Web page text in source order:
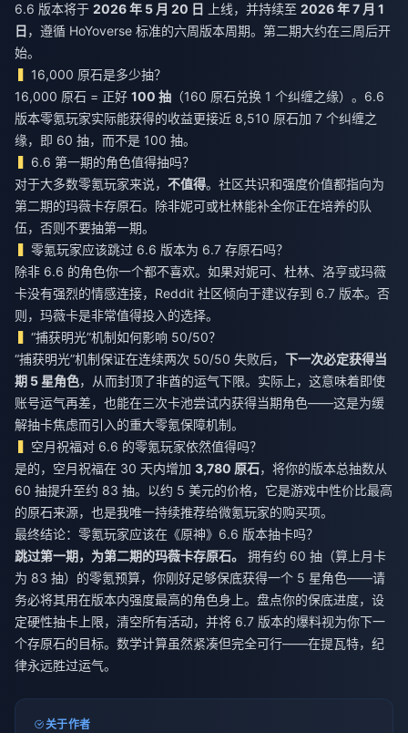
6.6 版本将于 2026 年 5 月 20 日 上线，并持续至 2026 年 7 月 1
日 ，遵循 HoYoverse 标准的六周版本周期。第二期大约在三周后开
始。
16,000 原石是多少抽？
16,000 原石 = 正好 100 抽 （160 原石兑换 1 个纠缠之缘）。6.6
版本零氪玩家实际能获得的收益更接近 8,510 原石加 7 个纠缠之
缘，即 60 抽，而不是 100 抽。
6.6 第一期的角色值得抽吗？
对于大多数零氪玩家来说， 不值得。社区共识和强度价值都指向为
第二期的玛薇卡存原石。除非妮可或杜林能补全你正在培养的队
伍，否则不要抽第一期。
零氪玩家应该跳过 6.6 版本为 6.7 存原石吗？
除非 6.6 的角色你一个都不喜欢。如果对妮可、杜林、洛亨或玛薇
卡没有强烈的情感连接，Reddit 社区倾向于建议存到 6.7 版本。否
则，玛薇卡是非常值得投入的选择。
“捕获明光”机制如何影响 50/50？
“捕获明光”机制保证在连续两次 50/50 失败后， 下一次必定获得当
期 5 星角色，从而封顶了非酋的运气下限。实际上，这意味着即使
账号运气再差，也能在三次卡池尝试内获得当期角色——这是为缓
解抽卡焦虑而引入的重大零氪保障机制。
空月祝福对 6.6 的零氪玩家依然值得吗？
是的，空月祝福在 30 天内增加 3,780 原石，将你的版本总抽数从
60 抽提升至约 83 抽。以约 5 美元的价格，它是游戏中性价比最高
的原石来源，也是我唯一持续推荐给微氪玩家的购买项。
最终结论：零氪玩家应该在《原神》6.6 版本抽卡吗？
跳过第一期，为第二期的玛薇卡存原石。
拥有约 60 抽（算上月卡
为 83 抽）的零氪预算，你刚好足够保底获得一个 5 星角色——请
务必将其用在版本内强度最高的角色身上。盘点你的保底进度，设
定硬性抽卡上限，清空所有活动，并将 6.7 版本的爆料视为你下一
个存原石的目标。数学计算虽然紧凑但完全可行——在提瓦特，纪
律永远胜过运气。
关于作者